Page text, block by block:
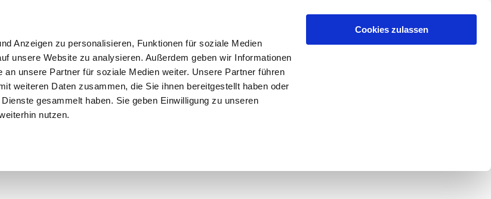
Anzeigen zu personalisieren, Funktionen für soziale Medien
unsere Website zu analysieren. Außerdem geben wir Informationen
an unsere Partner für soziale Medien weiter. Unsere Partner führen
weiteren Daten zusammen, die Sie ihnen bereitgestellt haben oder
gesammelt haben. Sie geben Einwilligung zu unseren
nutzen.
Cookies zulassen